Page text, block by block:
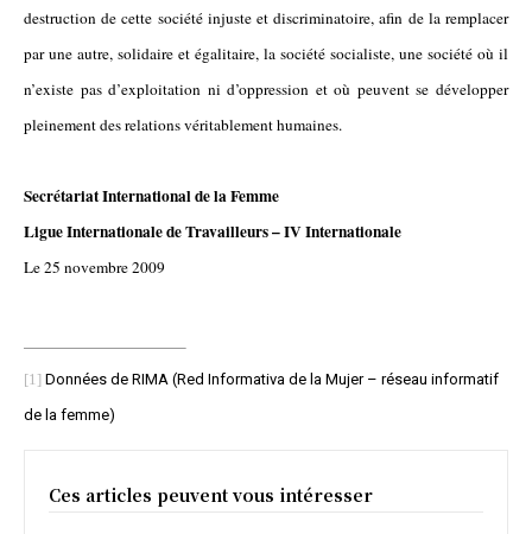
destruction de cette société injuste et discriminatoire, afin de la remplacer
par une autre, solidaire et égalitaire, la société socialiste, une société où il
n’existe pas d’exploitation ni d’oppression et où peuvent se développer
pleinement des relations véritablement humaines.
Secrétariat International de la Femme
Ligue Internationale de Travailleurs – IV Internationale
Le 25 novembre 2009
[1] Données de RIMA (Red Informativa de la Mujer – réseau informatif
de la femme)
Ces articles peuvent vous intéresser